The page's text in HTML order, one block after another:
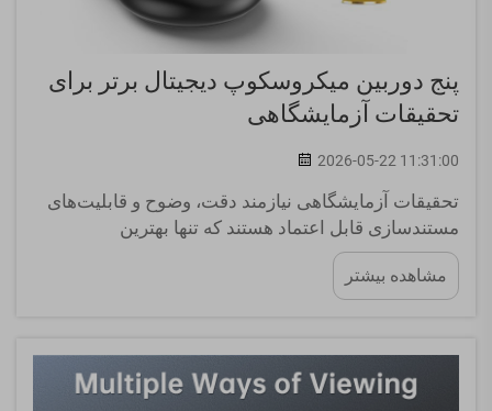
پنج دوربین میکروسکوپ دیجیتال برتر برای
تحقیقات آزمایشگاهی
2026-05-22 11:31:00
تحقیقات آزمایشگاهی نیازمند دقت، وضوح و قابلیت‌های
مستندسازی قابل اعتماد هستند که تنها بهترین
سیستم‌های دوربین میکروسکوپ دیجیتال می‌توانند فراهم
کنند. امروزه مراکز تحقیقاتی به راه‌حل‌های تصویربرداری
نیاز دارند که به‌صورت بی‌درز با میکروسکوپ‌های موجود
مشاهده بیشتر